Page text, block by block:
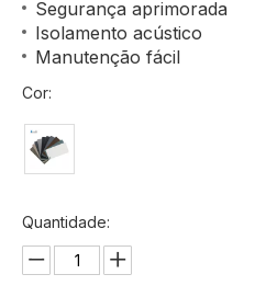
Segurança aprimorada
Isolamento acústico
Manutenção fácil
Cor:
Quantidade: